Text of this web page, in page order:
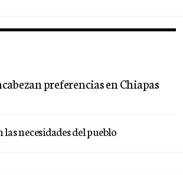
preferencias en Chiapas
necesidades del pueblo